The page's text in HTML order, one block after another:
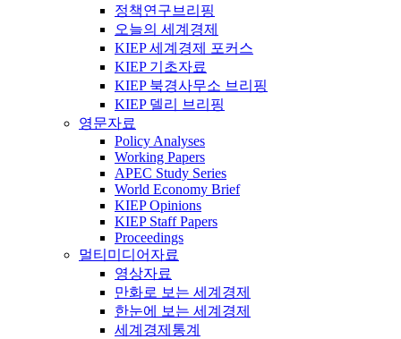
정책연구브리핑
오늘의 세계경제
KIEP 세계경제 포커스
KIEP 기초자료
KIEP 북경사무소 브리핑
KIEP 델리 브리핑
영문자료
Policy Analyses
Working Papers
APEC Study Series
World Economy Brief
KIEP Opinions
KIEP Staff Papers
Proceedings
멀티미디어자료
영상자료
만화로 보는 세계경제
한눈에 보는 세계경제
세계경제통계